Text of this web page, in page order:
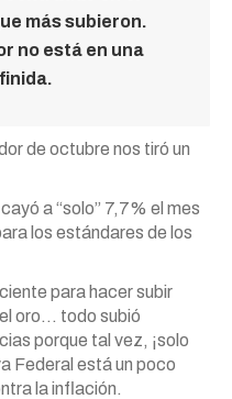
más subieron.
no está en una
de octubre nos tiró un
a “solo” 7,7% el mes
los estándares de los
para hacer subir
oro… todo subió
porque tal vez, ¡solo
Federal está un poco
la inflación.